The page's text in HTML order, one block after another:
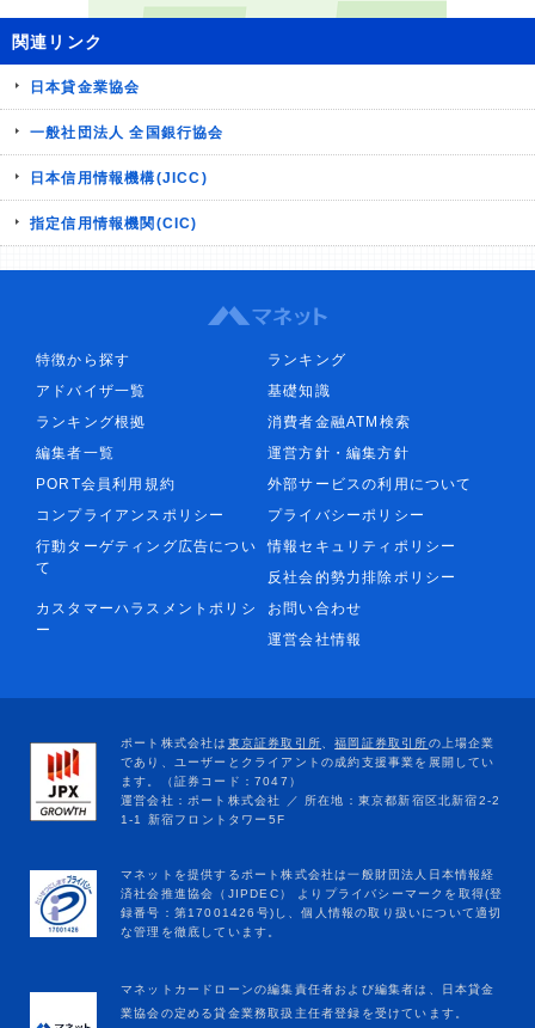
関連リンク
日本貸金業協会
一般社団法人 全国銀行協会
日本信用情報機構(JICC)
指定信用情報機関(CIC)
特徴から探す
ランキング
アドバイザ一覧
基礎知識
ランキング根拠
消費者金融ATM検索
編集者一覧
運営方針・編集方針
PORT会員利用規約
外部サービスの利用について
コンプライアンスポリシー
プライバシーポリシー
行動ターゲティング広告につい
て
情報セキュリティポリシー
反社会的勢力排除ポリシー
カスタマーハラスメントポリシ
ー
お問い合わせ
運営会社情報
マネットカードローンの編集責任者および編集者は、日本貸金
業協会の定める貸金業務取扱主任者登録を受けています。